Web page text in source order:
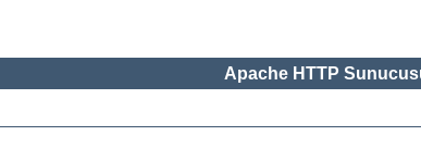
Apache HTTP